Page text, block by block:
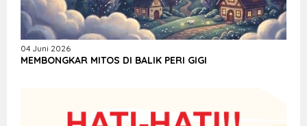
04 Juni 2026
MEMBONGKAR MITOS DI BALIK PERI GIGI